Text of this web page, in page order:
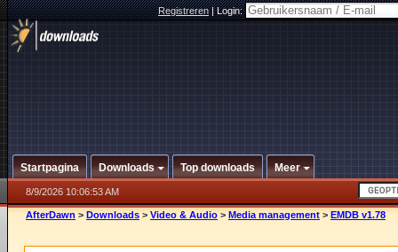
Registreren|Login:
Startpagina Downloads Top downloads Meer
8/9/2026 10:06:53 AM
AfterDawn > Downloads > Video & Audio > Media management > EMDB v1.78